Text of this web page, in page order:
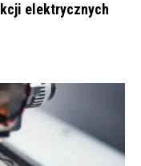
elektrycznych